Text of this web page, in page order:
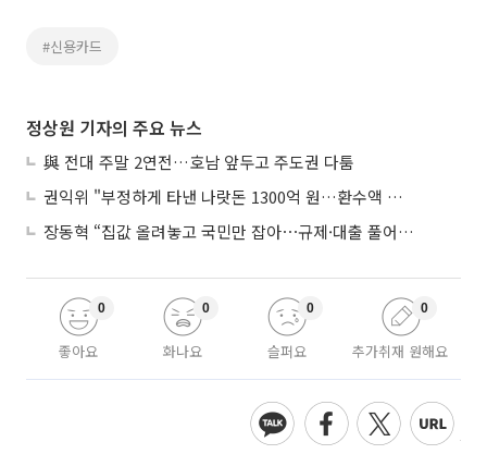
#신용카드
정상원 기자의 주요 뉴스
與 전대 주말 2연전…호남 앞두고 주도권 다툼
권익위 "부정하게 타낸 나랏돈 1300억 원…환수액 역대 최대"
장동혁 “집값 올려놓고 국민만 잡아⋯규제·대출 풀어야”
좋아요
0
화나요
0
슬퍼요
0
추가취재 원해요
0